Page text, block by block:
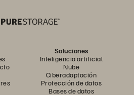
Soluciones
Inteligencia artificial
Nube
Ciberadaptación
Protección de datos
Bases de datos